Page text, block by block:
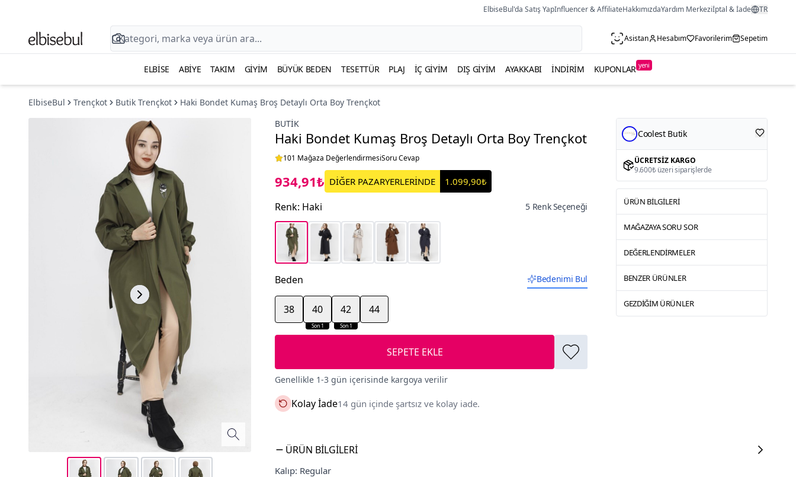
ElbiseBul'da Satış YapInfluencer & AffiliateHakkımızdaYardım Merkeziİptal & İade TR
Asistan Hesabım Favorilerim Sepetim
ELBISE ABIYE TAKIM GIYIM BÜYÜK BEDEN TESETTÜR PLAJ İÇ GIYIM DIŞ GIYIM AYAKKABI İNDIRIM KUPONLAR yeni
ElbiseBul Trençkot Butik Trençkot
Haki Bondet Kumaş Broş Detaylı Orta Boy Trençkot
BUTIK
Haki Bondet Kumaş Broş Detaylı Orta Boy Trençkot
101 Mağaza DeğerlendirmesiSoru Cevap
934,91₺ DİĞER PAZARYERLERİNDE 1.099,90₺
Renk: Haki 5 Renk Seçeneği
Beden Bedenimi Bul
38
Son 1
40
Son 1
42 44
SEPETE EKLE
Genellikle 1-3 gün içerisinde kargoya verilir
Kolay İade14 gün içinde şartsız ve kolay iade.
Coolest Butik
ÜCRETSIZ KARGO
9.600₺ üzeri siparişlerde
ÜRÜN BILGILERI
MAĞAZAYA SORU SOR
DEĞERLENDIRMELER
BENZER ÜRÜNLER
GEZDIĞIM ÜRÜNLER
ÜRÜN BILGILERI
Kalıp: Regular